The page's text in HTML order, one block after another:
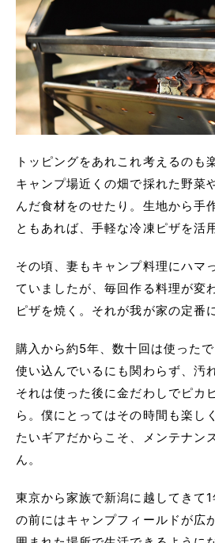
トッピングをあれこれ考えるのも
キャンプ場近くの畑で採れた野菜
んだ食材をのせたり。生地から手
ともあれば、手軽な冷凍ピザを活
その頃、妻もキャンプ料理にハマ
ていましたが、毎回作る料理が変
ピザを焼く。それが我が家の定番
購入から約5年、数十回は使った
使い込んでいるにも関わらず、汚
それは使った後に金だわしでピカ
ら。僕にとってはその時間も楽し
たいギアだからこそ、メンテナン
ん。
東京から家族で新潟に越してきて
の前にはキャンプフィールドが広